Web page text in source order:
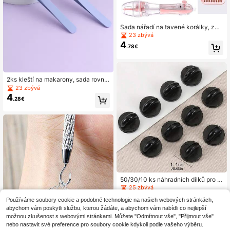
2ks kleští na makarony, sada rovný
ch a ohnutých pinzet, nástroje na v
ýrobu šperků, příslušenství k formá
m z epoxidové pryskyřice pro vlast
23 zbývá
4.28€
Sada nářadí na tavené korálky, zar
ovnávací miska na korálky, sada je
hly a pinzety, nástroj na tavené kor
álky, organizér na tavené korálky,
23 zbývá
4.78€
50/30/10 ks náhradních dílků pro š
pendlíky a sponky na kravatu z čer
špendlík
25 zbývá
3.38€
Používáme soubory cookie a podobné technologie na našich webových stránkách,
abychom vám poskytli službu, kterou žádáte, a abychom vám nabídli co nejlepší
možnou zkušenost s webovými stránkami. Můžete "Odmítnout vše", "Přijmout vše"
nebo nastavit své preference pro soubory cookie kdykoli podle vašeho výběru.